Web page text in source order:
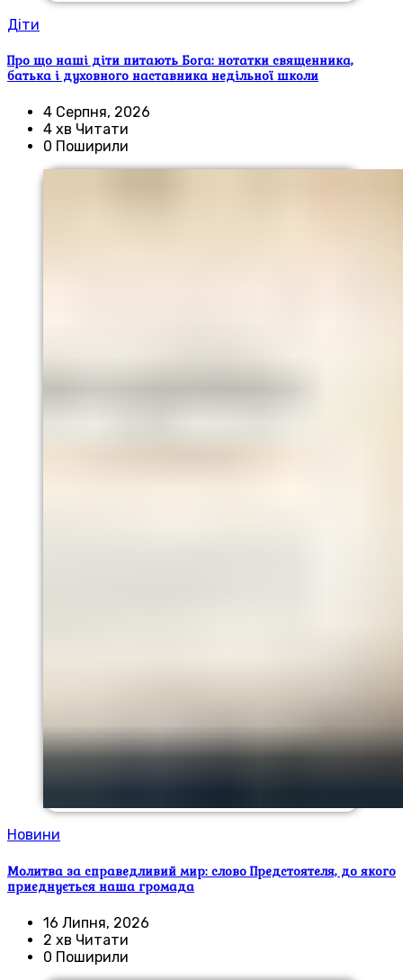
Діти
Про що наші діти питають Бога: нотатки священника,
батька і духовного наставника недільної школи
4 Серпня, 2026
4 хв Читати
0 Поширили
Новини
Молитва за справедливий мир: слово Предстоятеля, до якого
приєднується наша громада
16 Липня, 2026
2 хв Читати
0 Поширили